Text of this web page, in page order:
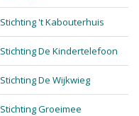
Stichting 't Kabouterhuis
Stichting De Kindertelefoon
Stichting De Wijkwieg
Stichting Groeimee